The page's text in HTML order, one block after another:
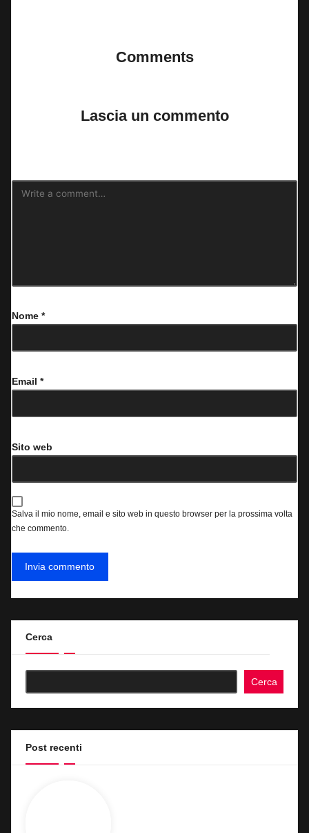
Comments
Lascia un commento
Nome *
Email *
Sito web
Salva il mio nome, email e sito web in questo browser per la prossima volta
che commento.
Cerca
Cerca
Post recenti